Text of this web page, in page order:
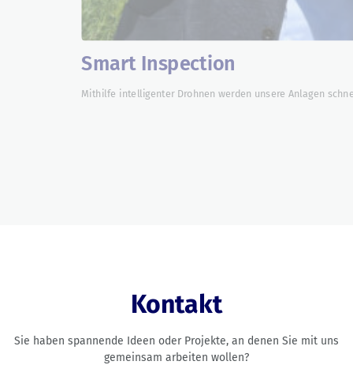
Smart Inspection
Mithilfe intelligenter Drohnen werden unsere Anlagen
Kontakt
Sie haben spannende Ideen oder Projekte, an denen Sie mit uns
gemeinsam arbeiten wollen?